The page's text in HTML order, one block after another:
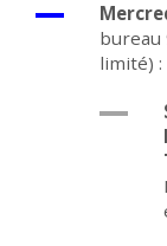
bureau
limité) :